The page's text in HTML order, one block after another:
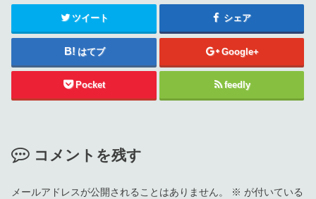
ツイート シェア
はてブ Google+
Pocket feedly
コメントを残す
メールアドレスが公開されることはありません。 ※ が付いている